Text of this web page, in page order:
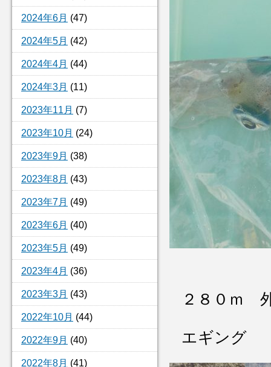
2024年6月 (47)
2024年5月 (42)
2024年4月 (44)
2024年3月 (11)
2023年11月 (7)
2023年10月 (24)
2023年9月 (38)
2023年8月 (43)
2023年7月 (49)
2023年6月 (40)
2023年5月 (49)
2023年4月 (36)
2023年3月 (43)
2022年10月 (44)
2022年9月 (40)
2022年8月 (41)
２８０ｍ
エギング